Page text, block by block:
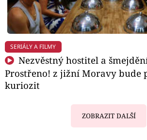
SERIÁLY A FILMY
Nezvěstný hostitel a
Prostřeno! z jižní Moravy bude
kuriozit
ZOBRAZIT DALŠÍ